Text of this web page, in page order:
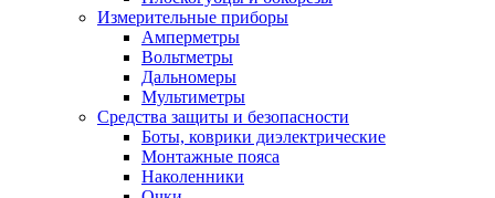
Измерительные приборы
Амперметры
Вольтметры
Дальномеры
Мультиметры
Средства защиты и безопасности
Боты, коврики диэлектрические
Монтажные пояса
Наколенники